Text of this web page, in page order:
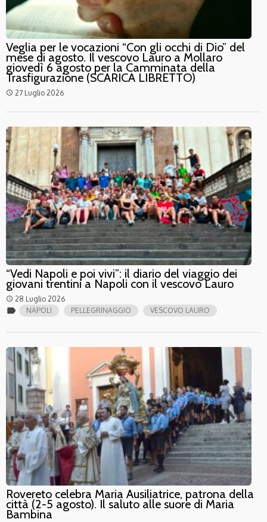
Veglia per le vocazioni “Con gli occhi di Dio” del
mese di agosto. Il vescovo Lauro a Mollaro
giovedì 6 agosto per la Camminata della
Trasfigurazione (SCARICA LIBRETTO)
access_time 27 Luglio 2026
“Vedi Napoli e poi vivi”: il diario del viaggio dei
giovani trentini a Napoli con il vescovo Lauro
access_time 28 Luglio 2026
label NAPOLI PELLEGRINAGGIO VESCOVO LAURO
Rovereto celebra Maria Ausiliatrice, patrona della
città (2-5 agosto). Il saluto alle suore di Maria
Bambina